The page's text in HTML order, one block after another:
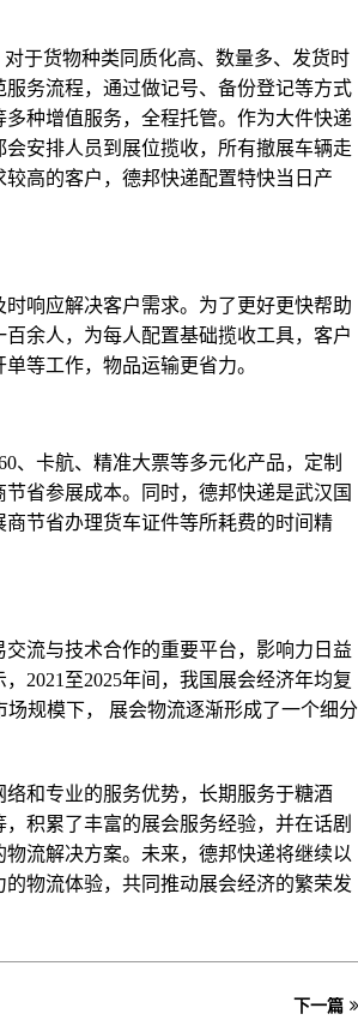
于货物种类同质化高、数量多、发货时
务流程，通过做记号、备份登记等方式
种增值服务，全程托管。作为大件快递
安排人员到展位揽收，所有撤展车辆走
高的客户，德邦快递配置特快当日产
响应解决客户需求。为了更好更快帮助
余人，为每人配置基础揽收工具，客户
等工作，物品运输更省力。
、卡航、精准大票等多元化产品，定制
省参展成本。同时，德邦快递是武汉国
节省办理货车证件等所耗费的时间精
流与技术合作的重要平台，影响力日益
2021至2025年间，我国展会经济年均复
场规模下， 展会物流逐渐形成了一个细分
和专业的服务优势，长期服务于糖酒
积累了丰富的展会服务经验，并在话剧
流解决方案。未来，德邦快递将继续以
物流体验，共同推动展会经济的繁荣发
下一篇